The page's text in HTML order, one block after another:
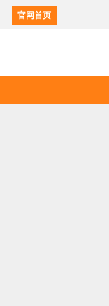
官网首页